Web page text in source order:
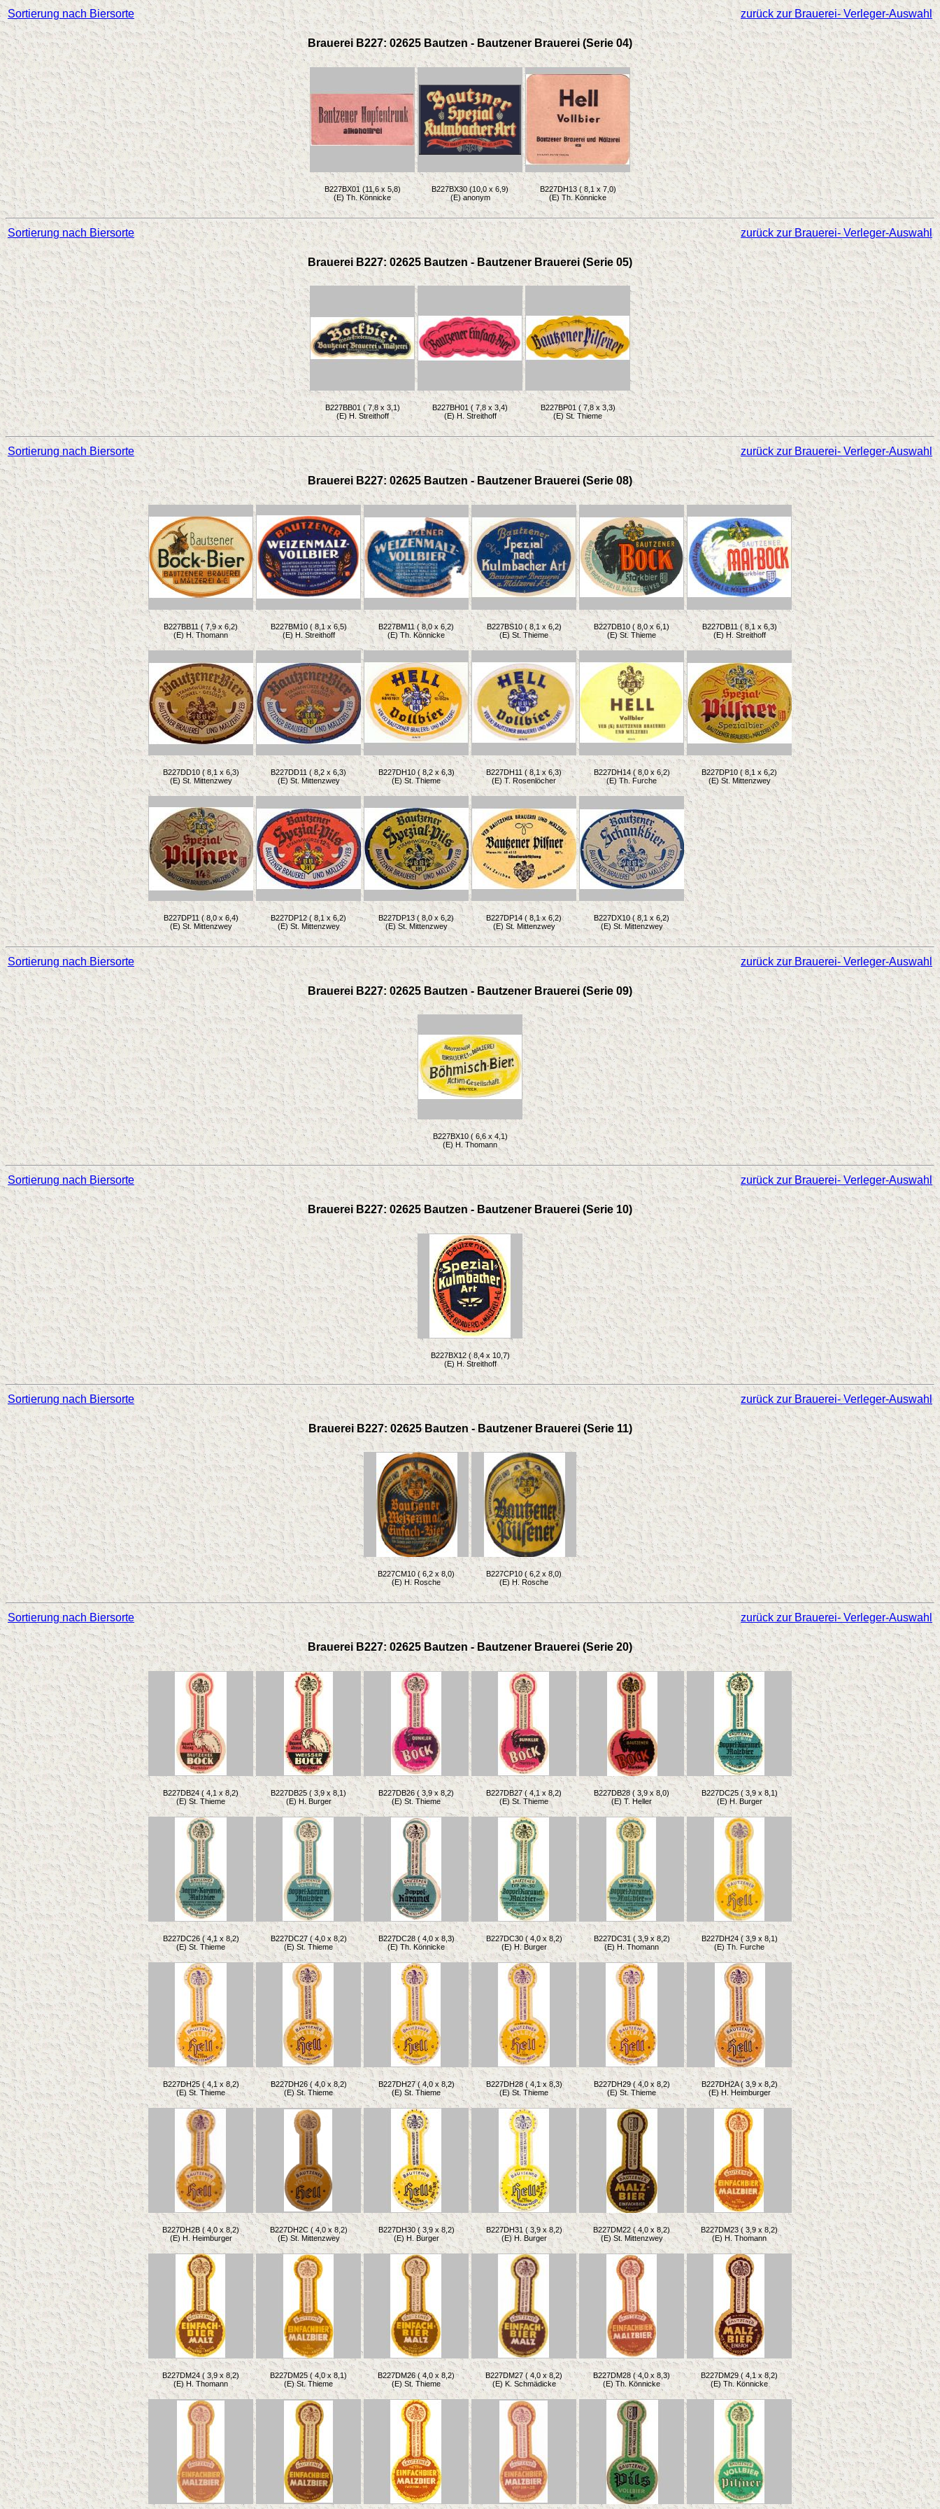
Sortierung nach Biersorte zurück zur Brauerei- Verleger-Auswahl
Brauerei B227: 02625 Bautzen - Bautzener Brauerei (Serie 04)
B227BX01 (11,6 x 5,8)
(E) Th. Könnicke
B227BX30 (10,0 x 6,9)
(E) anonym
B227DH13 ( 8,1 x 7,0)
(E) Th. Könnicke
Sortierung nach Biersorte zurück zur Brauerei- Verleger-Auswahl
Brauerei B227: 02625 Bautzen - Bautzener Brauerei (Serie 05)
B227BB01 ( 7,8 x 3,1)
(E) H. Streithoff
B227BH01 ( 7,8 x 3,4)
(E) H. Streithoff
B227BP01 ( 7,8 x 3,3)
(E) St. Thieme
Sortierung nach Biersorte zurück zur Brauerei- Verleger-Auswahl
Brauerei B227: 02625 Bautzen - Bautzener Brauerei (Serie 08)
B227BB11 ( 7,9 x 6,2)
(E) H. Thomann
B227BM10 ( 8,1 x 6,5)
(E) H. Streithoff
B227BM11 ( 8,0 x 6,2)
(E) Th. Könnicke
B227BS10 ( 8,1 x 6,2)
(E) St. Thieme
B227DB10 ( 8,0 x 6,1)
(E) St. Thieme
B227DB11 ( 8,1 x 6,3)
(E) H. Streithoff
B227DD10 ( 8,1 x 6,3)
(E) St. Mittenzwey
B227DD11 ( 8,2 x 6,3)
(E) St. Mittenzwey
B227DH10 ( 8,2 x 6,3)
(E) St. Thieme
B227DH11 ( 8,1 x 6,3)
(E) T. Rosenlöcher
B227DH14 ( 8,0 x 6,2)
(E) Th. Furche
B227DP10 ( 8,1 x 6,2)
(E) St. Mittenzwey
B227DP11 ( 8,0 x 6,4)
(E) St. Mittenzwey
B227DP12 ( 8,1 x 6,2)
(E) St. Mittenzwey
B227DP13 ( 8,0 x 6,2)
(E) St. Mittenzwey
B227DP14 ( 8,1 x 6,2)
(E) St. Mittenzwey
B227DX10 ( 8,1 x 6,2)
(E) St. Mittenzwey
Sortierung nach Biersorte zurück zur Brauerei- Verleger-Auswahl
Brauerei B227: 02625 Bautzen - Bautzener Brauerei (Serie 09)
B227BX10 ( 6,6 x 4,1)
(E) H. Thomann
Sortierung nach Biersorte zurück zur Brauerei- Verleger-Auswahl
Brauerei B227: 02625 Bautzen - Bautzener Brauerei (Serie 10)
B227BX12 ( 8,4 x 10,7)
(E) H. Streithoff
Sortierung nach Biersorte zurück zur Brauerei- Verleger-Auswahl
Brauerei B227: 02625 Bautzen - Bautzener Brauerei (Serie 11)
B227CM10 ( 6,2 x 8,0)
(E) H. Rosche
B227CP10 ( 6,2 x 8,0)
(E) H. Rosche
Sortierung nach Biersorte zurück zur Brauerei- Verleger-Auswahl
Brauerei B227: 02625 Bautzen - Bautzener Brauerei (Serie 20)
B227DB24 ( 4,1 x 8,2)
(E) St. Thieme
B227DB25 ( 3,9 x 8,1)
(E) H. Burger
B227DB26 ( 3,9 x 8,2)
(E) St. Thieme
B227DB27 ( 4,1 x 8,2)
(E) St. Thieme
B227DB28 ( 3,9 x 8,0)
(E) T. Heller
B227DC25 ( 3,9 x 8,1)
(E) H. Burger
B227DC26 ( 4,1 x 8,2)
(E) St. Thieme
B227DC27 ( 4,0 x 8,2)
(E) St. Thieme
B227DC28 ( 4,0 x 8,3)
(E) Th. Könnicke
B227DC30 ( 4,0 x 8,2)
(E) H. Burger
B227DC31 ( 3,9 x 8,2)
(E) H. Thomann
B227DH24 ( 3,9 x 8,1)
(E) Th. Furche
B227DH25 ( 4,1 x 8,2)
(E) St. Thieme
B227DH26 ( 4,0 x 8,2)
(E) St. Thieme
B227DH27 ( 4,0 x 8,2)
(E) St. Thieme
B227DH28 ( 4,1 x 8,3)
(E) St. Thieme
B227DH29 ( 4,0 x 8,2)
(E) St. Thieme
B227DH2A ( 3,9 x 8,2)
(E) H. Heimburger
B227DH2B ( 4,0 x 8,2)
(E) H. Heimburger
B227DH2C ( 4,0 x 8,2)
(E) St. Mittenzwey
B227DH30 ( 3,9 x 8,2)
(E) H. Burger
B227DH31 ( 3,9 x 8,2)
(E) H. Burger
B227DM22 ( 4,0 x 8,2)
(E) St. Mittenzwey
B227DM23 ( 3,9 x 8,2)
(E) H. Thomann
B227DM24 ( 3,9 x 8,2)
(E) H. Thomann
B227DM25 ( 4,0 x 8,1)
(E) St. Thieme
B227DM26 ( 4,0 x 8,2)
(E) St. Thieme
B227DM27 ( 4,0 x 8,2)
(E) K. Schmädicke
B227DM28 ( 4,0 x 8,3)
(E) Th. Könnicke
B227DM29 ( 4,1 x 8,2)
(E) Th. Könnicke